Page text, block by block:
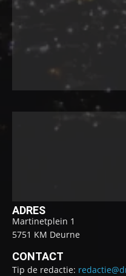
ADRES
Martinetplein 1
5751 KM Deurne
CONTACT
Tip de redactie: